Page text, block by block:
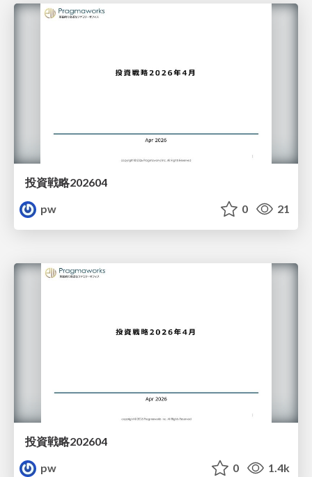
投資戦略202604
pw
0 21
投資戦略202604
pw
0 1.4k